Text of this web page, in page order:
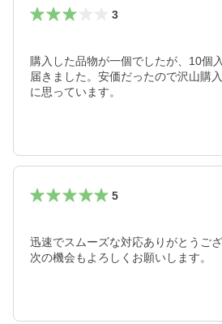
3
購入した品物が一個でしたが、10個
届きました。安価だったので沢山購
に思っています。
5
迅速でスムーズな対応ありがとうござ
次の機会もよろしくお願いします。